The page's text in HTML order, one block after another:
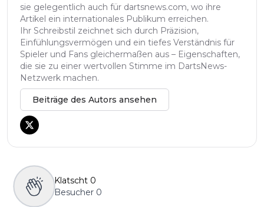
sie gelegentlich auch für dartsnews.com, wo ihre
Artikel ein internationales Publikum erreichen.
Ihr Schreibstil zeichnet sich durch Präzision,
Einfühlungsvermögen und ein tiefes Verständnis für
Spieler und Fans gleichermaßen aus – Eigenschaften,
die sie zu einer wertvollen Stimme im DartsNews-
Netzwerk machen.
Beiträge des Autors ansehen
Klatscht 0
Besucher 0